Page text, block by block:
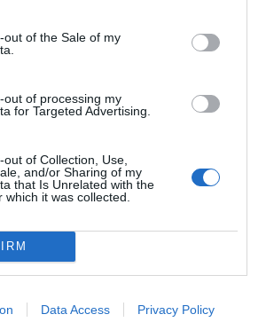
out of the Sale of my
out of processing my
for Targeted Advertising.
of Collection, Use,
and/or Sharing of my
that Is Unrelated with the
which it was collected.
Data Access Privacy Policy